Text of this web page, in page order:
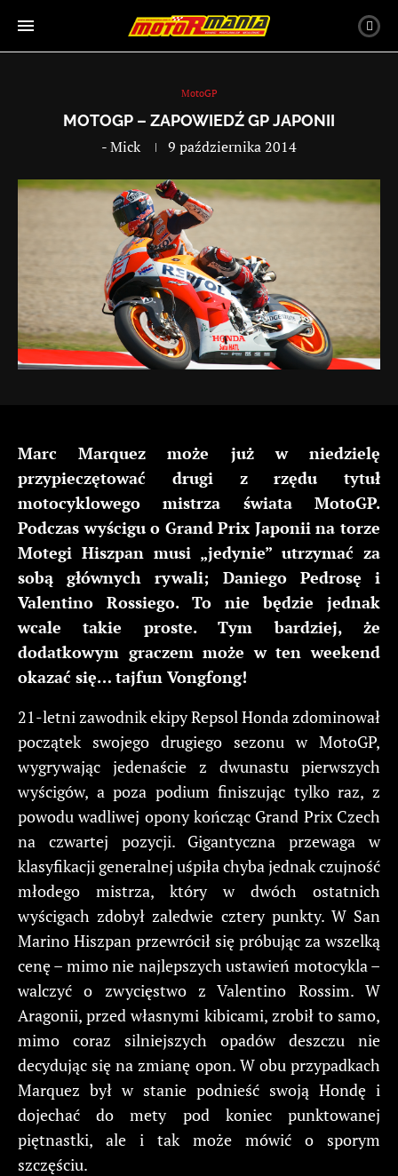
MotoGP
MOTOGP – ZAPOWIEDŹ GP JAPONII
-Mick 9 października 2014
Marc Marquez może już w niedzielę
przypieczętować drugi z rzędu tytuł
motocyklowego mistrza świata MotoGP.
Podczas wyścigu o Grand Prix Japonii na torze
Motegi Hiszpan musi „jedynie” utrzymać za
sobą głównych rywali; Daniego Pedrosę i
Valentino Rossiego. To nie będzie jednak
wcale takie proste. Tym bardziej, że
dodatkowym graczem może w ten weekend
okazać się… tajfun Vongfong!
21-letni zawodnik ekipy Repsol Honda zdominował
początek swojego drugiego sezonu w MotoGP,
wygrywając jedenaście z dwunastu pierwszych
wyścigów, a poza podium finiszując tylko raz, z
powodu wadliwej opony kończąc Grand Prix Czech
na czwartej pozycji. Gigantyczna przewaga w
klasyfikacji generalnej uśpiła chyba jednak czujność
młodego mistrza, który w dwóch ostatnich
wyścigach zdobył zaledwie cztery punkty. W San
Marino Hiszpan przewrócił się próbując za wszelką
cenę – mimo nie najlepszych ustawień motocykla –
walczyć o zwycięstwo z Valentino Rossim. W
Aragonii, przed własnymi kibicami, zrobił to samo,
mimo coraz silniejszych opadów deszczu nie
decydując się na zmianę opon. W obu przypadkach
Marquez był w stanie podnieść swoją Hondę i
dojechać do mety pod koniec punktowanej
piętnastki, ale i tak może mówić o sporym
szczęściu.